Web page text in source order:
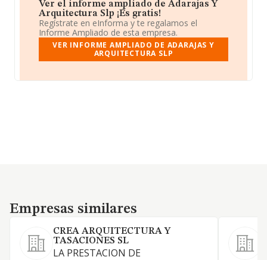
Ver el informe ampliado de Adarajas Y
Arquitectura Slp ¡Es gratis!
Regístrate en eInforma y te regalamos el
Informe Ampliado de esta empresa.
VER INFORME AMPLIADO DE ADARAJAS Y
ARQUITECTURA SLP
Empresas similares
Empresas similares
CREA ARQUITECTURA Y
TASACIONES SL
LA PRESTACION DE